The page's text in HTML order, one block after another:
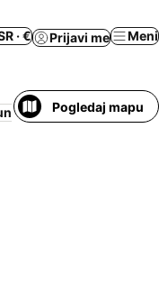
· € Prijavi me Meni
Cela kuća/
Pogledaj mapu